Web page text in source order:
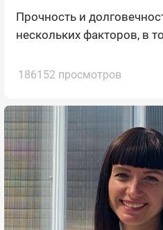
Прочность и
нескольких факторов, в
186152 просмотров